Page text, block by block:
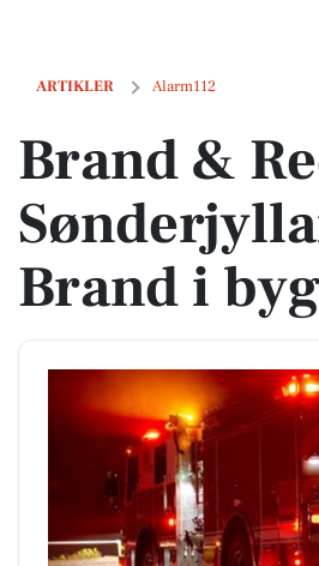
ARTIKLER Alarm112
Brand & Redning Sønderjylland:
Brand &
Brand i